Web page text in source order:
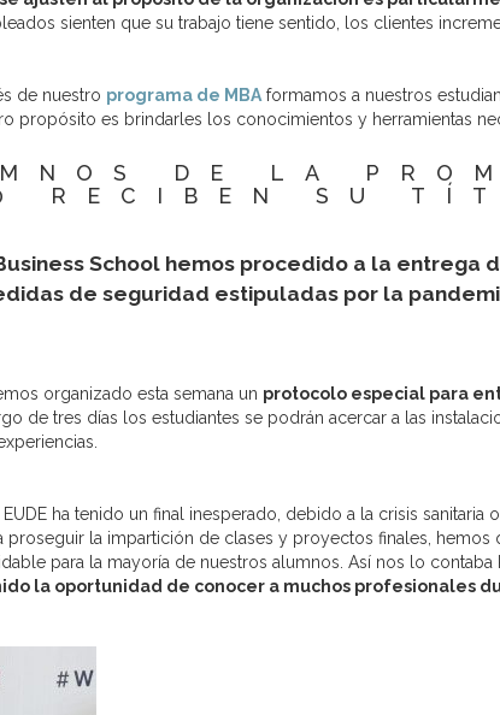
sienten que su trabajo tiene sentido, los clientes
de nuestro programa de MBA formamos a nuestros
propósito es brindarles los conocimientos y herramientas
DE LA
RECIBEN SU
School hemos procedido a la
de seguridad estipuladas por la
organizado esta semana un protocolo especial para
de tres días los estudiantes se podrán acercar a las
ha tenido un final inesperado, debido a la crisis
proseguir la impartición de clases y proyectos finales,
para la mayoría de nuestros alumnos. Así nos lo
la oportunidad de conocer a muchos profesionales